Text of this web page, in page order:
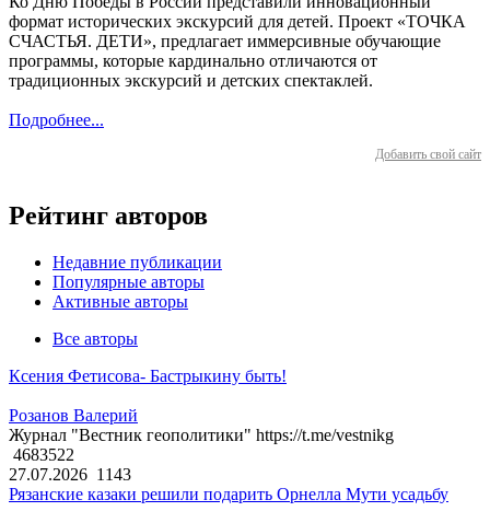
формат исторических экскурсий для детей. Проект «ТОЧКА
СЧАСТЬЯ. ДЕТИ», предлагает иммерсивные обучающие
программы, которые кардинально отличаются от
традиционных экскурсий и детских спектаклей.
Подробнее...
Добавить свой сайт
Рейтинг авторов
Недавние публикации
Популярные авторы
Активные авторы
Все авторы
Ксения Фетисова- Бастрыкину быть!
Розанов Валерий
Журнал "Вестник геополитики" https://t.me/vestnikg
4683522
27.07.2026 1143
Рязанские казаки решили подарить Орнелла Мути усадьбу